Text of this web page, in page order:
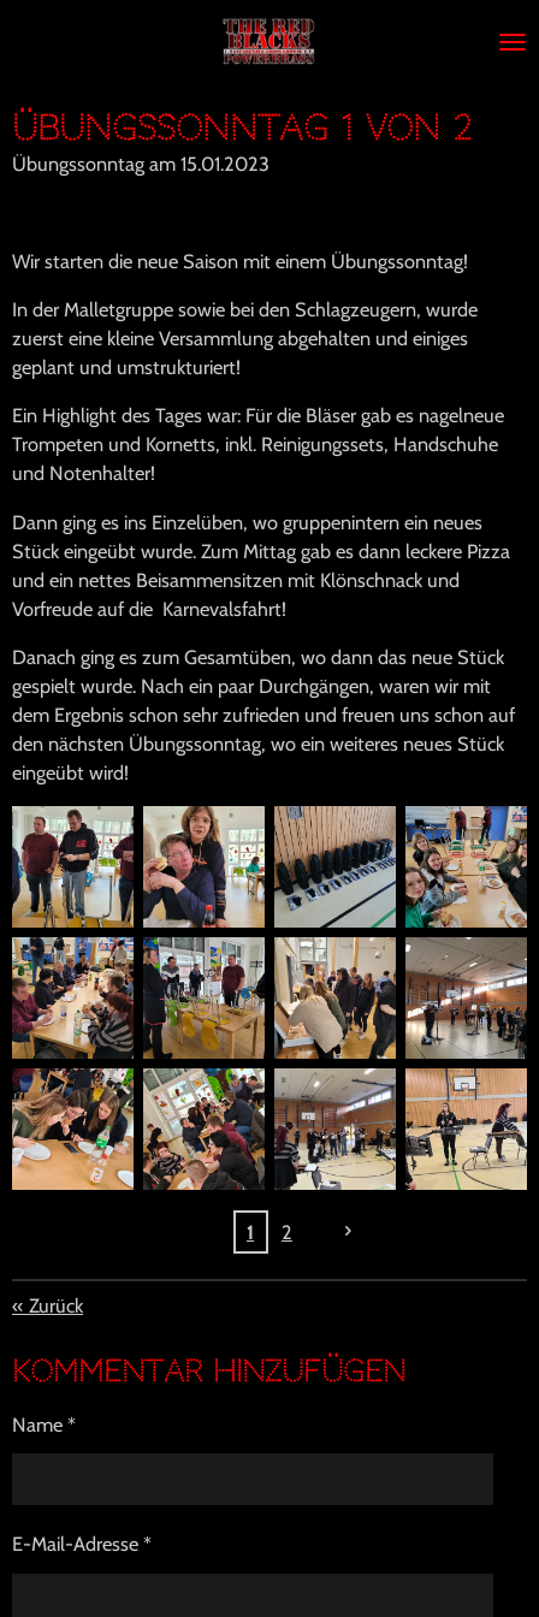
Übungssonntag 1 von 2
Übungssonntag am 15.01.2023
Wir starten die neue Saison mit einem Übungssonntag!
In der Malletgruppe sowie bei den Schlagzeugern, wurde
zuerst eine kleine Versammlung abgehalten und einiges
geplant und umstrukturiert!
Ein Highlight des Tages war: Für die Bläser gab es nagelneue
Trompeten und Kornetts, inkl. Reinigungssets, Handschuhe
und Notenhalter!
Dann ging es ins Einzelüben, wo gruppenintern ein neues
Stück eingeübt wurde. Zum Mittag gab es dann leckere Pizza
und ein nettes Beisammensitzen mit Klönschnack und
Vorfreude auf die Karnevalsfahrt!
Danach ging es zum Gesamtüben, wo dann das neue Stück
gespielt wurde. Nach ein paar Durchgängen, waren wir mit
dem Ergebnis schon sehr zufrieden und freuen uns schon auf
den nächsten Übungssonntag, wo ein weiteres neues Stück
eingeübt wird!
1 2
« Zurück
Kommentar hinzufügen
Name *
E-Mail-Adresse *